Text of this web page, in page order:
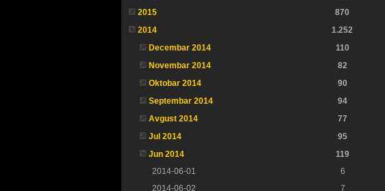
2015
870
2014
1.252
Decembar 2014
110
Novembar 2014
82
Oktobar 2014
90
Septembar 2014
94
Avgust 2014
77
Jul 2014
95
Jun 2014
119
2014-06-01
6
2014-06-02
7